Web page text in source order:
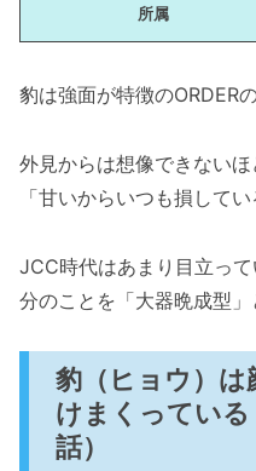
説！実はいいヤ
2巻の第14話）
5巻の第38話）
豹（ヒョウ）が
「サカモトデイズ
力、性格を解説！怖
まとめ
所属
豹は強面が特徴のORDER
外見からは想像できない
「甘いからいつも損してい
JCC時代はあまり目立っ
分のことを「大器晩成型」
豹（ヒョウ）は
けまくってい
話）